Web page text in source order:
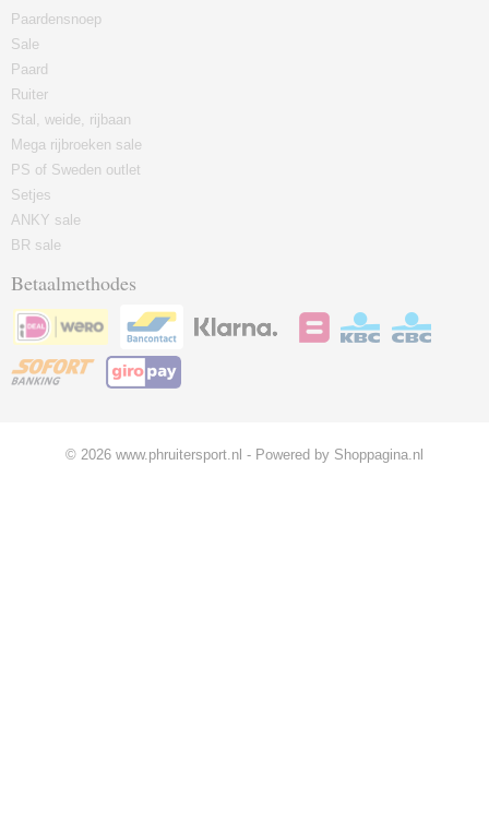
Paardensnoep
Sale
Paard
Ruiter
Stal, weide, rijbaan
Mega rijbroeken sale
PS of Sweden outlet
Setjes
ANKY sale
BR sale
Betaalmethodes
© 2026 www.phruitersport.nl - Powered by Shoppagina.nl